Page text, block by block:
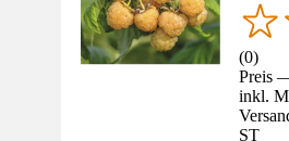
(0)
Preis
inkl.
ST